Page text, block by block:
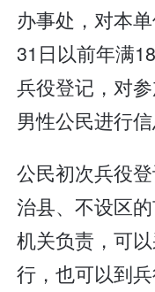
办事处，对本
31日以前年满
兵役登记，对
男性公民进行信
公民初次兵役
治县、不设区
机关负责，可
行，也可以到